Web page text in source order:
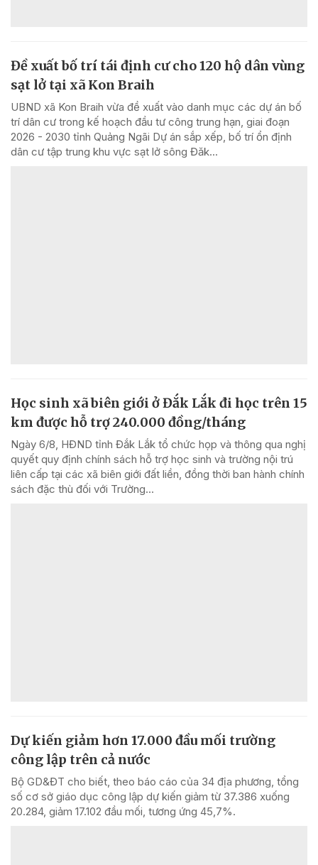
Đề xuất bố trí tái định cư cho 120 hộ dân vùng
sạt lở tại xã Kon Braih
UBND xã Kon Braih vừa đề xuất vào danh mục các dự án bố
trí dân cư trong kế hoạch đầu tư công trung hạn, giai đoạn
2026 - 2030 tỉnh Quảng Ngãi Dự án sắp xếp, bố trí ổn định
dân cư tập trung khu vực sạt lở sông Đăk...
Học sinh xã biên giới ở Đắk Lắk đi học trên 15
km được hỗ trợ 240.000 đồng/tháng
Ngày 6/8, HĐND tỉnh Đắk Lắk tổ chức họp và thông qua nghị
quyết quy định chính sách hỗ trợ học sinh và trường nội trú
liên cấp tại các xã biên giới đất liền, đồng thời ban hành chính
sách đặc thù đối với Trường...
Dự kiến giảm hơn 17.000 đầu mối trường
công lập trên cả nước
Bộ GD&ĐT cho biết, theo báo cáo của 34 địa phương, tổng
số cơ sở giáo dục công lập dự kiến giảm từ 37.386 xuống
20.284, giảm 17.102 đầu mối, tương ứng 45,7%.